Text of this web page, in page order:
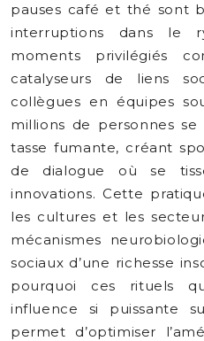
pauses café et thé sont
interruptions dans le
moments privilégiés
catalyseurs de liens
collègues en équipes
millions de personnes
tasse fumante, créant
de dialogue où se
innovations. Cette
les cultures et les
mécanismes
sociaux d’une richesse
pourquoi ces rituels
influence si puissante
permet d’optimiser